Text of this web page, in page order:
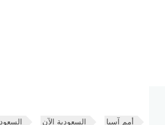
أمم آسيا السعودية الآن